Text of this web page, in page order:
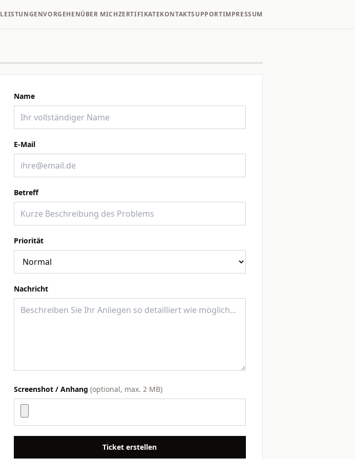
LEISTUNGENVORGEHENÜBER MICHZERTIFIKATEKONTAKTSUPPORTIMPRESSUM
Name
E-Mail
Betreff
Priorität
Nachricht
Screenshot / Anhang (optional, max. 2 MB)
Ticket erstellen